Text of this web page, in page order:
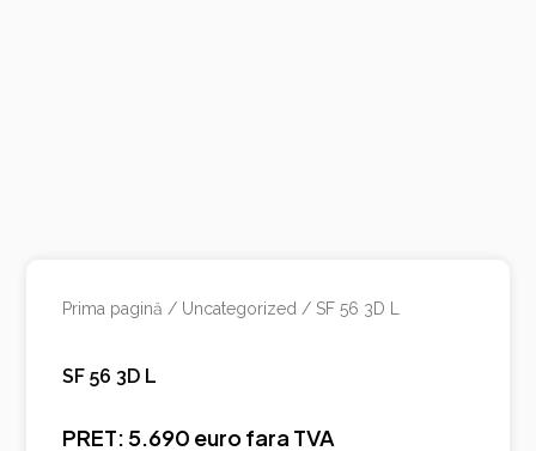
Prima pagină / Uncategorized / SF 56 3D L
SF 56 3D L
PRET: 5.690 euro fara TVA